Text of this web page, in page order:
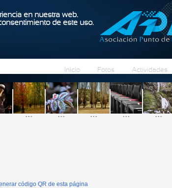
en nuestra web.
de este uso.
Pasar al contenido principal
Inicio Fotos Actividades
... ... ... ... ...
código QR de esta página